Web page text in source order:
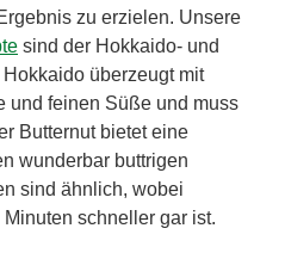
zu erzielen. Unsere
sind der Hokkaido- und
überzeugt mit
und feinen Süße und muss
Butternut bietet eine
wunderbar buttrigen
sind ähnlich, wobei
schneller gar ist.